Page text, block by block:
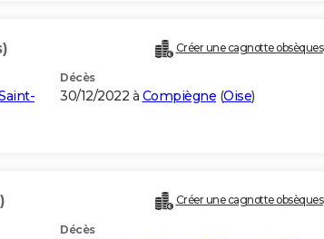
Créer une cagnotte obsèques
Décès
30/12/2022 à Compiègne (Oise)
Créer une cagnotte obsèques
Décès